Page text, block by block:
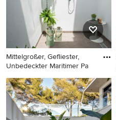
Mittelgroßer, Gefliester,
Unbedeckter Maritimer Pa
Mittelgroßer, Gefliester,
Unbedeckter Maritimer Patio
mit Gartendusche in Malaga